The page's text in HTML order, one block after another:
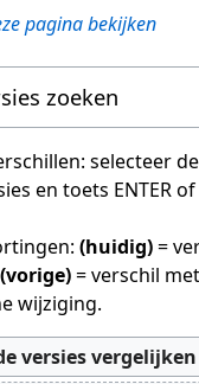
pagina bekijken
zoeken
selecteer
en toets ENTER
(huidig)=
(vorige)= verschil
wijziging.